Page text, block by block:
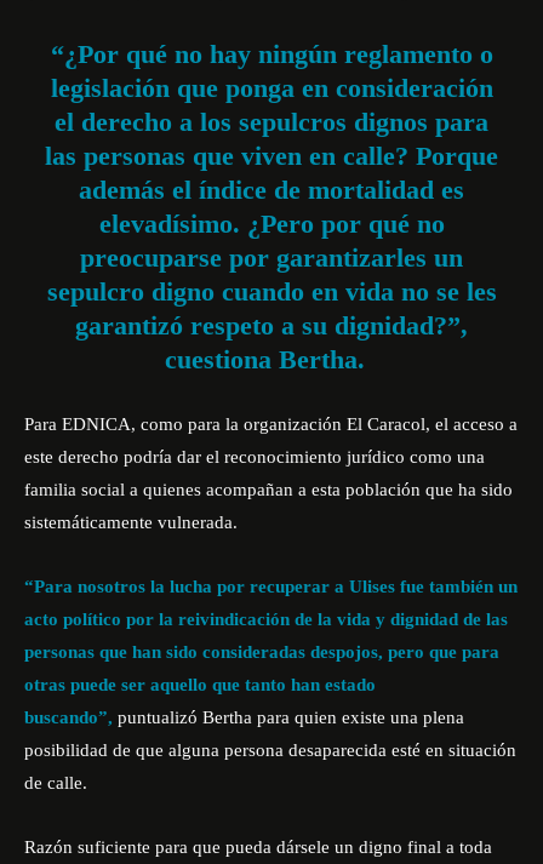
“¿Por qué no hay ningún reglamento o
legislación que ponga en consideración
el derecho a los sepulcros dignos para
las personas que viven en calle? Porque
además el índice de mortalidad es
elevadísimo. ¿Pero por qué no
preocuparse por garantizarles un
sepulcro digno cuando en vida no se les
garantizó respeto a su dignidad?”,
cuestiona Bertha.
Para EDNICA, como para la organización El Caracol, el acceso a
este derecho podría dar el reconocimiento jurídico como una
familia social a quienes acompañan a esta población que ha sido
sistemáticamente vulnerada.
“Para nosotros la lucha por recuperar a Ulises fue también un
acto político por la reivindicación de la vida y dignidad de las
personas que han sido consideradas despojos, pero que para
otras puede ser aquello que tanto han estado
buscando”, puntualizó Bertha para quien existe una plena
posibilidad de que alguna persona desaparecida esté en situación
de calle.
Razón suficiente para que pueda dársele un digno final a toda